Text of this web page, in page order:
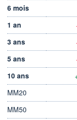
6 mois
1 an
3 ans
5 ans
10 ans
MM20
MM50